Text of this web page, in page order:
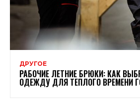
ДРУГОЕ
РАБОЧИЕ ЛЕТНИЕ БРЮКИ: КАК
ОДЕЖДУ ДЛЯ ТЕПЛОГО ВРЕМЕНИ